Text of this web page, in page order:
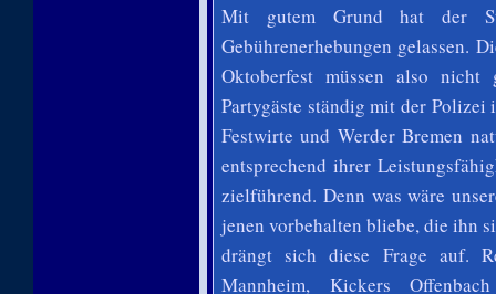
Mit gutem Grund hat der
Gebührenerhebungen gelassen.
Oktoberfest müssen also nicht
Partygäste ständig mit der
Festwirte und Werder Bremen
entsprechend ihrer
zielführend. Denn was wäre
jenen vorbehalten bliebe, die ihn
drängt sich diese Frage auf.
Mannheim, Kickers